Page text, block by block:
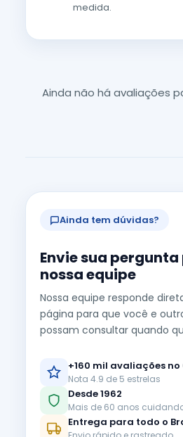
medida.
Ainda não há avaliações
Ainda tem dúvidas?
Envie sua
nossa equipe
Nossa equipe responde
página para que você e
possam consultar quando
+160 mil avaliações no
Nota 4.9 de 5 estrelas
Desde 1962
Mais de 60 anos
Entrega para todo o